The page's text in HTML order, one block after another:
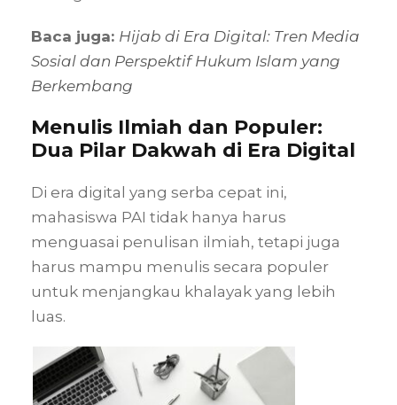
Baca juga: Hijab di Era Digital: Tren Media
Sosial dan Perspektif Hukum Islam yang
Berkembang
Menulis Ilmiah dan Populer:
Dua Pilar Dakwah di Era Digital
Di era digital yang serba cepat ini,
mahasiswa PAI tidak hanya harus
menguasai penulisan ilmiah, tetapi juga
harus mampu menulis secara populer
untuk menjangkau khalayak yang lebih
luas.